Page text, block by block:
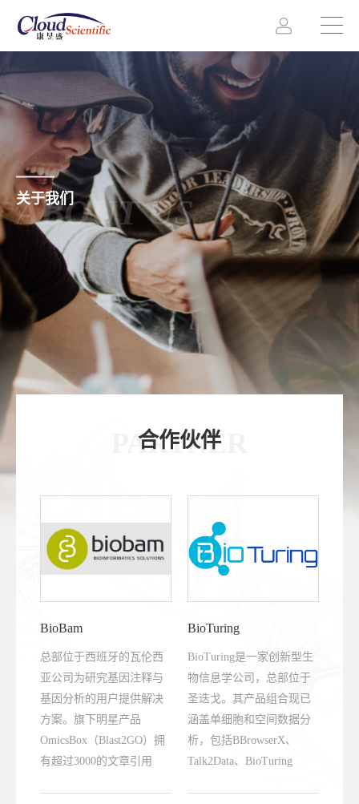
关于我们
ABOUT US
合作伙伴
PARTNER
BioBam
总部位于西班牙的瓦伦西
亚公司为研究基因注释与
基因分析的用户提供解决
方案。旗下明星产品
OmicsBox（Blast2GO）拥
有超过3000的文章引用
BioTuring
BioTuring是一家创新型生
物信息学公司，总部位于
圣迭戈。其产品组合现已
涵盖单细胞和空间数据分
析，包括BBrowserX、
Talk2Data、BioTuring